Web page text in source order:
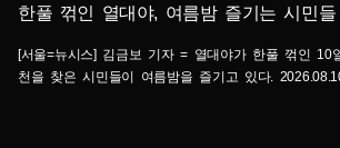
한풀 꺾인 열대야, 여름밤 즐기는 시민들
[서울=뉴시스] 김금보 기자 = 열대야가 한풀 꺾인 10
천을 찾은 시민들이 여름밤을 즐기고 있다.